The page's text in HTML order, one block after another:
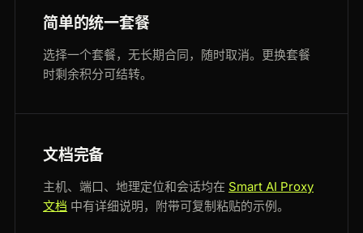
简单的统一套餐
选择一个套餐，无长期合同，随时取消。更换套餐
时剩余积分可结转。
文档完备
主机、端口、地理定位和会话均在 Smart AI Proxy
文档 中有详细说明，附带可复制粘贴的示例。